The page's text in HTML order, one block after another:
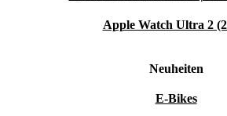
Apple Watch Ultra 2
Neuheiten
E-Bikes